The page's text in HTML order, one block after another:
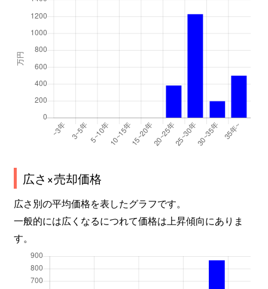
広さ×売却価格
広さ別の平均価格を表したグラフです。
一般的には広くなるにつれて価格は上昇傾向にありま
す。